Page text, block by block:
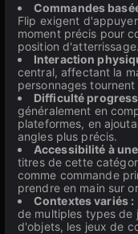
Commandes
Flip exigent
moment précis pour
position d'atterrissage.
Interaction
central, affectant la
personnages
Difficulté
généralement en
plateformes, en
angles plus précis.
Accessibilité à
titres de cette
comme commande
prendre en main sur
Contextes variés :
de multiples types de
d'objets, les jeux de